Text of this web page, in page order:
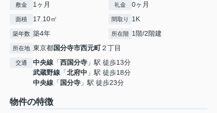
敷金 1ヶ月 礼金 0ヶ月
面積 17.10㎡ 間取り 1K
築年数 築4年 所在階 1階/2階建
所在地 東京都国分寺市西元町２丁目
交通 中央線 「西国分寺 」駅 徒歩13分
武蔵野線 「北府中 」駅 徒歩18分
中央線 「 国分寺 」駅 徒歩23分
物件の特徴